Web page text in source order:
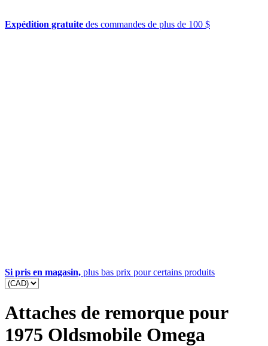
Expédition gratuite des commandes de plus de 100 $
Si pris en magasin, plus bas prix pour certains produits
Attaches de remorque pour
1975 Oldsmobile Omega